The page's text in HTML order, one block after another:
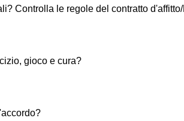
Controlla le regole del contratto
gioco e cura?